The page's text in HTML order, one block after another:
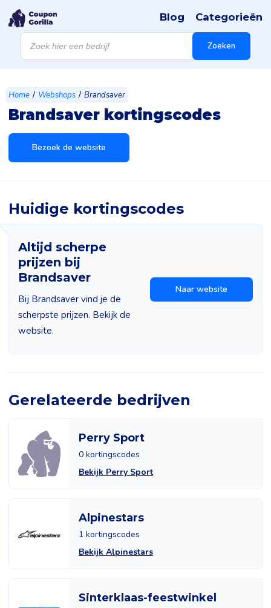
Producten
zoeken Zoeken
Blog Categorieën
Home / Webshops / Brandsaver
Brandsaver kortingscodes
Bezoek de website
Huidige kortingscodes
Altijd scherpe
prijzen bij
Brandsaver
Bij Brandsaver vind je de
scherpste prijzen. Bekijk de
website.
Naar website
Gerelateerde bedrijven
Perry Sport
0 kortingscodes
Bekijk Perry Sport
Alpinestars
1 kortingscodes
Bekijk Alpinestars
Sinterklaas-feestwinkel